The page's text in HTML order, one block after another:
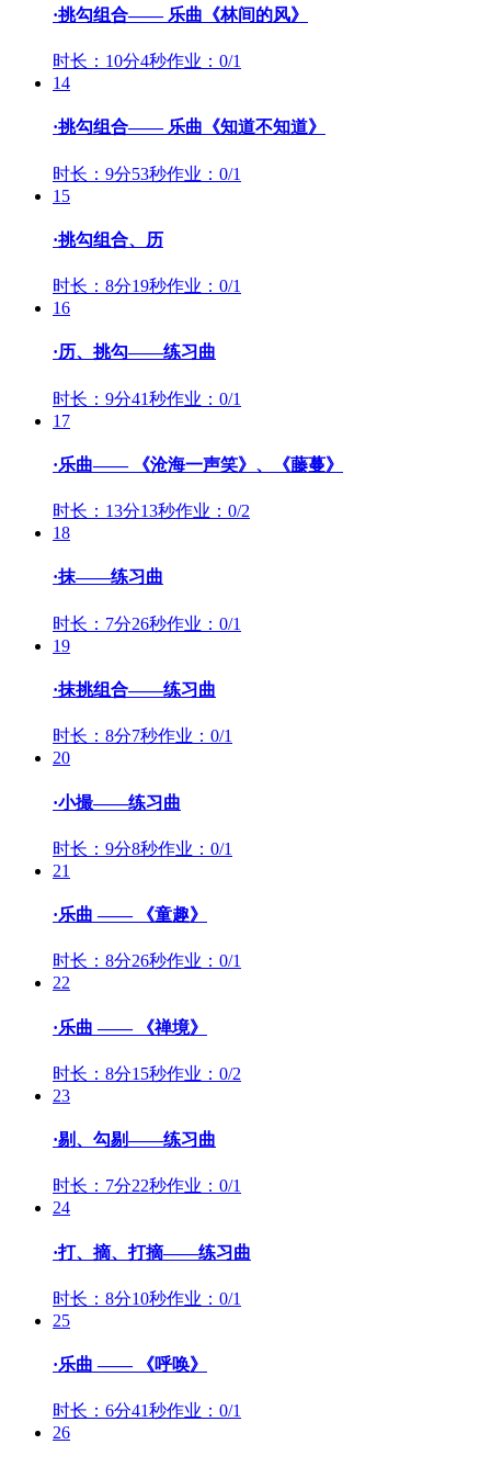
·挑勾组合—— 乐曲《林间的风》
时长：10分4秒作业：0/1
14
·挑勾组合—— 乐曲《知道不知道》
时长：9分53秒作业：0/1
15
·挑勾组合、历
时长：8分19秒作业：0/1
16
·历、挑勾——练习曲
时长：9分41秒作业：0/1
17
·乐曲—— 《沧海一声笑》、《藤蔓》
时长：13分13秒作业：0/2
18
·抹——练习曲
时长：7分26秒作业：0/1
19
·抹挑组合——练习曲
时长：8分7秒作业：0/1
20
·小撮——练习曲
时长：9分8秒作业：0/1
21
·乐曲 —— 《童趣》
时长：8分26秒作业：0/1
22
·乐曲 —— 《禅境》
时长：8分15秒作业：0/2
23
·剔、勾剔——练习曲
时长：7分22秒作业：0/1
24
·打、摘、打摘——练习曲
时长：8分10秒作业：0/1
25
·乐曲 —— 《呼唤》
时长：6分41秒作业：0/1
26